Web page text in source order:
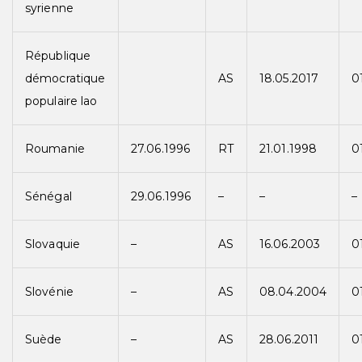
syrienne
République
démocratique
populaire lao
AS 18.05.2017
Roumanie 27.06.1996 RT 21.01.1998
Sénégal 29.06.1996 – – –
Slovaquie – AS 16.06.2003
Slovénie – AS 08.04.2004
Suède – AS 28.06.2011